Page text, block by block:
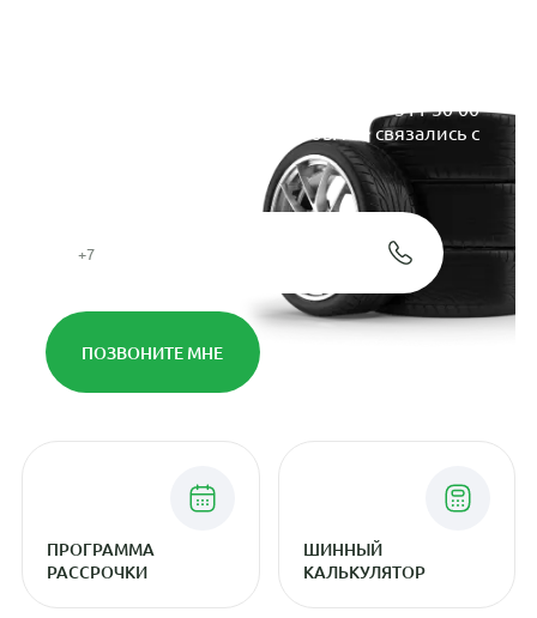
+7 909 311 30 00
или оставьте свой номер, чтобы мы связались с
ПРОГРАММА
РАССРОЧКИ
ШИННЫЙ
КАЛЬКУЛЯТОР